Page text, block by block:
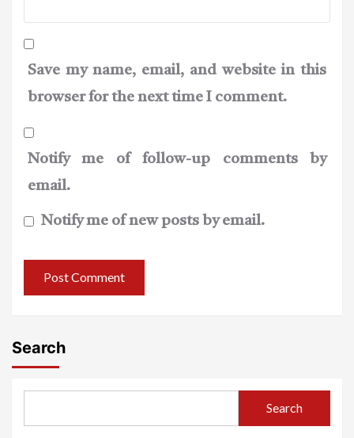
Save my name, email, and website in this
browser for the next time I comment.
Notify me of follow-up comments by
email.
Notify me of new posts by email.
Search
Search